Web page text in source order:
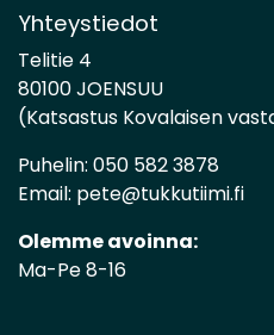
Yhteystiedot
Telitie 4
80100 JOENSUU
(Katsastus Kovalaisen
Puhelin: 050 582 3878
Email: pete@tukkutiimi.fi
Olemme avoinna:
Ma-Pe 8-16